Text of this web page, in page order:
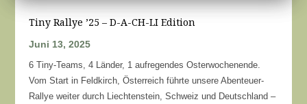
Tiny Rallye ’25 – D-A-CH-LI Edition
Juni 13, 2025
6 Tiny-Teams, 4 Länder, 1 aufregendes Osterwochenende.
Vom Start in Feldkirch, Österreich führte unsere Abenteuer-
Rallye weiter durch Liechtenstein, Schweiz und Deutschland –